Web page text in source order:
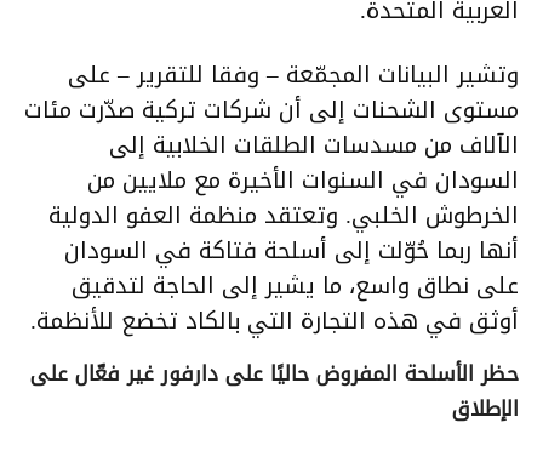
العربية المتحدة.
وتشير البيانات المجمّعة – وفقا للتقرير – على
مستوى الشحنات إلى أن شركات تركية صدّرت مئات
الآلاف من مسدسات الطلقات الخلابية إلى
السودان في السنوات الأخيرة مع ملايين من
الخرطوش الخلبي. وتعتقد منظمة العفو الدولية
أنها ربما حُوّلت إلى أسلحة فتاكة في السودان
على نطاق واسع، ما يشير إلى الحاجة لتدقيق
أوثق في هذه التجارة التي بالكاد تخضع للأنظمة.
حظر الأسلحة المفروض حاليًا على دارفور غير فعّال على
الإطلاق